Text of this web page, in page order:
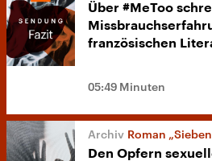
Über #MeToo
französischen
05:49 Minuten
Roman
Den Opfern